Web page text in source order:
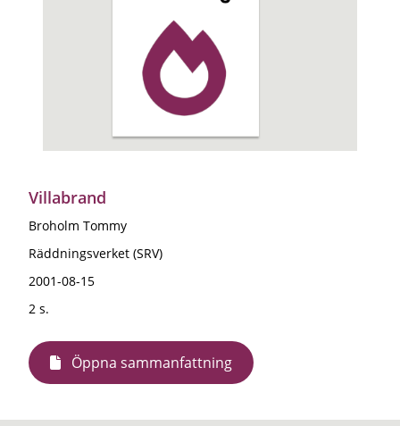
Villabrand
Broholm Tommy
Räddningsverket (SRV)
2001-08-15
2 s.
Öppna sammanfattning